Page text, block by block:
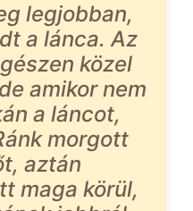
legjobban,
a lánca. Az
közel
amikor nem
a láncot,
morgott
aztán
maga körül,